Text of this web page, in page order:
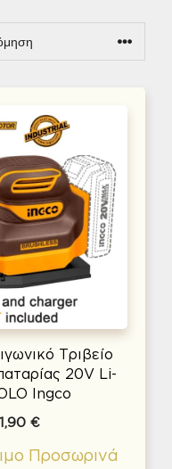
Τριβείο
20V Li-
Ingco
€
Προσωρινά